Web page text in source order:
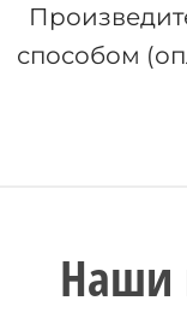
способом
Наши